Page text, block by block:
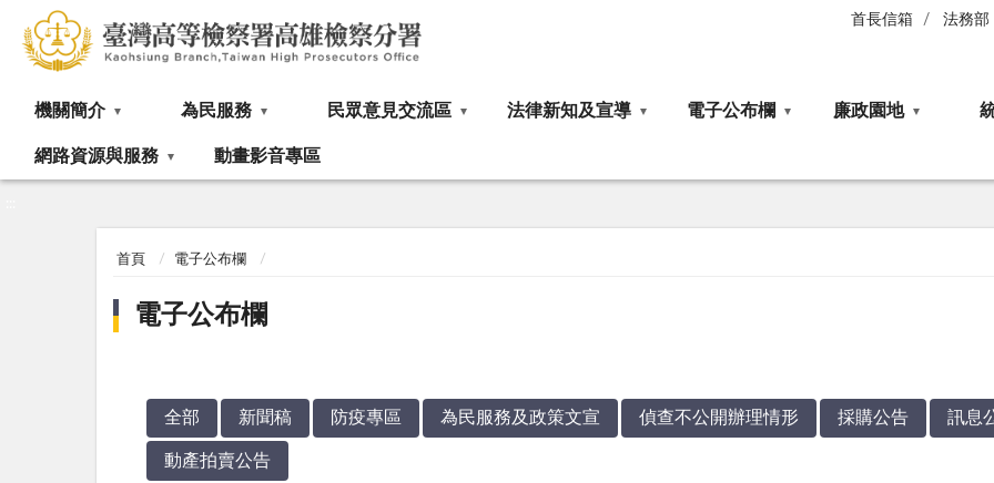
首長信箱 法務部
機關簡介 為民服務 民眾意見交流區 法律新知及宣導 電子公布欄 廉政園地
網路資源與服務 動畫影音專區
首頁 電子公布欄
電子公布欄
全部 新聞稿 防疫專區 為民服務及政策文宣 偵查不公開辦理情形 採購公告 訊息
動產拍賣公告